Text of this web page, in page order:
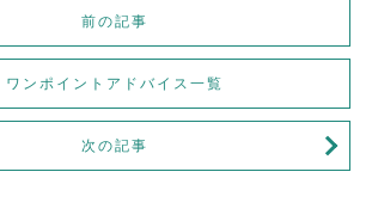
前の記事
次の記事
ワンポイントアドバイス一覧